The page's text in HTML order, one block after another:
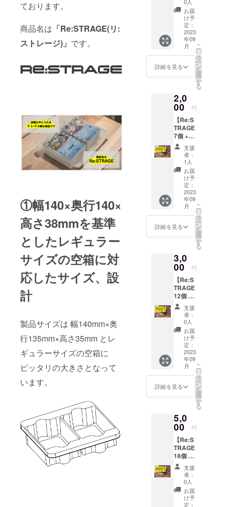
ております。
商品名は 「Re:STRAGE(リ:
ストレージ)」 です。
①幅140×奥行140×
高さ38mmを基準
としたレギュラー
サイズの空箱に対
応したサイズ、設
計
製品サイズは 幅140mm×奥
行135mm×高さ35mm とレ
ギュラーサイズの空箱に
ピッタリの大きさとなって
います。
と呼ば
れる時
代に...
そんな
大切な
カード
にキズ
が付
値が下
がらな
いよう
にする
ために
開発い
たしま
した 弊
社オリ
ジナル
のTCG
サプラ
イで
す。 ス
リーブ
に入れ
る際に
ズが入
らない
よう、
上下左
右に間
口が広
がって
おり、
カード
をス
リーブ
に入れ
る際の
ガイド
の様な
す。 こ
ちらの
商品を1
送りさ
せてい
ただき
ます。
※カード
は付属
しませ
ん。 ※
傷つき
を完全
に防ぐ
ご支援
いただ
いた方
にはリ
ターン
として
製品3個
+
CARDS
LEEPE
お届け
させて
いただ
きま
す。 ※
カー
ド、空
箱は付
属しま
せん。
※開発中
製品に
つき、
お送り
させて
いただ
く製品
と一部
異なる
場合が
ござい
ます。
お届
け予
定：
2023
年09
月
詳細を見る
こ
の
リ
タ
ー
ン
を
選
択
す
る
2,0
00 円
【Re:S
TRAGE
7個 +
CARDS
LEEPE
R 1個】
ご支援
いただ
いた方
にはリ
ターン
として
製品7個
+
CARDS
LEEPE
お届け
させて
いただ
きま
す。 ※
カー
ド、空
箱は付
属しま
せん。
※開発中
製品に
つき、
お送り
させて
いただ
く製品
と一部
異なる
場合が
ござい
ます。
支援
者：
1人
お届
け予
定：
2023
年09
月
詳細を見る
こ
の
リ
タ
ー
ン
を
選
択
す
る
3,0
00 円
【Re:S
TRAGE
12個 +
CARDS
LEEPE
R 1個】
ご支援
いただ
いた方
にはリ
ターン
として
製品12
個+
CARDS
LEEPE
お届け
させて
いただ
きま
す。 ※
カー
ド、空
箱は付
きませ
ん。 ※
開発中
製品に
支援
者：
0人
お届
け予
定：
2023
年09
月
詳細を見る
こ
の
リ
タ
ー
ン
を
選
択
す
る
5,0
00 円
【Re:S
TRAGE
18個 +
CARDS
LEEPE
R 1個】
ご支援
いただ
いた方
支援
者：
0人
お届
け予
定：